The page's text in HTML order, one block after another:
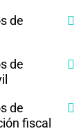
de
de
de
fiscal